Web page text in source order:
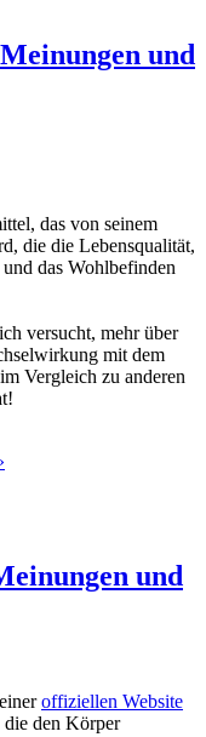
und
das von seinem
das Wohlbefinden
versucht, mehr über
Vergleich zu anderen
und
auf sanfte Weise